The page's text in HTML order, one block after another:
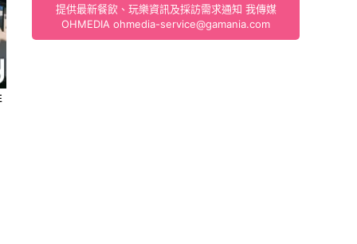
提供最新餐飲、玩樂資訊及採訪需求通知 我傳媒
OHMEDIA ohmedia-service@gamania.com